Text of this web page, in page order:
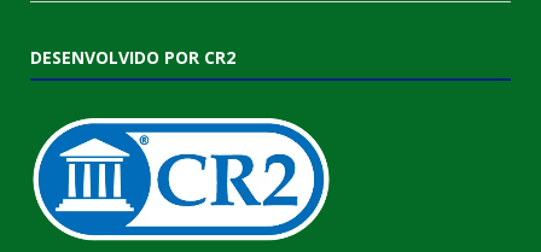
DESENVOLVIDO POR CR2